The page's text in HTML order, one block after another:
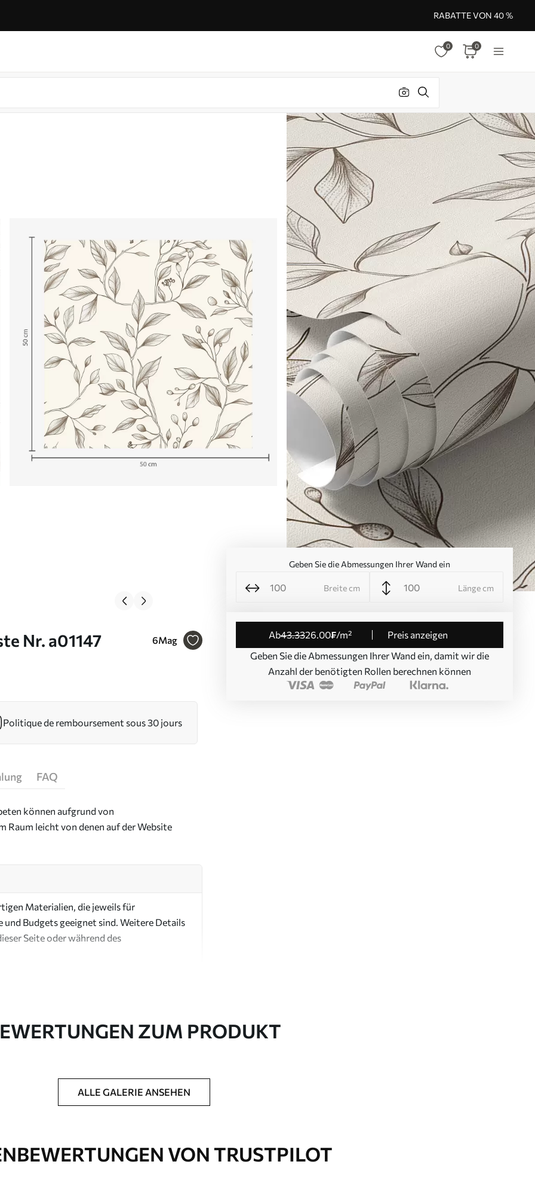
RABATTE VON 40 %
0 0
Nr. a01147 6Mag
Geben Sie die Abmessungen Ihrer Wand ein
Breite cm Länge cm
ab43.3326.00₣/m²
Preis anzeigen
Geben Sie die Abmessungen Ihrer Wand ein, damit wir die
Anzahl der benötigten Rollen berechnen können
Politique de remboursement sous 30 jours
FAQ
können aufgrund von
leicht von denen auf der Website
Materialien, die jeweils für
und Budgets geeignet sind. Weitere Details
Seite oder während des
und/oder Tapetenkleber.
ZUM PRODUKT
ALLE GALERIE ANSEHEN
VON TRUSTPILOT